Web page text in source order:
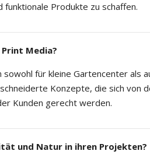
Produkte zu schaffen.
Media?
für kleine Gartencenter als
Konzepte, die sich von
Kunden gerecht werden.
und Natur in ihren Projekten?